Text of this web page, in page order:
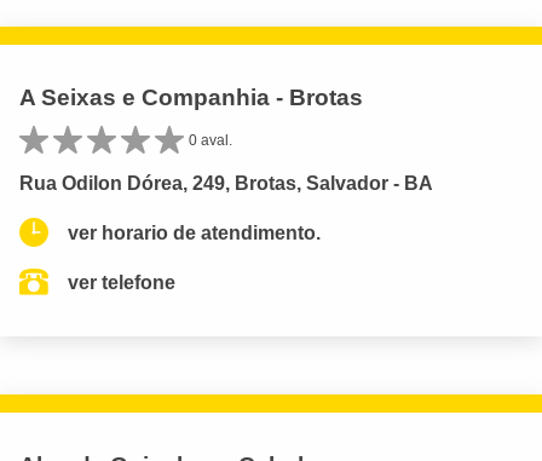
A Seixas e Companhia - Brotas
0 aval.
Rua Odilon Dórea, 249, Brotas, Salvador - BA
ver horario de atendimento.
ver telefone